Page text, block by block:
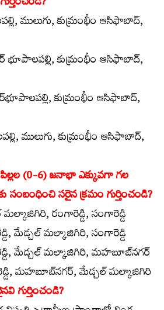
ములుగు, కుమ్రంభీం ఆసిఫాబాద్‌,
భూపాలపల్లి, కుమ్రంభీం ఆసిఫాబాద్‌,
కుమ్రంభీం ఆసిఫాబాద్‌,
ములుగు, కుమ్రంభీం ఆసిఫాబాద్‌,
(0-6) జనాభా ఎక్కువగా గల
సంబంధించి సరైన క్రమం గుర్తించండి?
రంగారెడ్డి, సంగారెడ్డి
మేడ్చల్‌ మల్కాజిగిరి, సంగారెడ్డి
మేడ్చల్‌ మల్కాజిగిరి, మహబూబ్‌నగర్‌
మహబూబ్‌నగర్‌, మేడ్చల్‌ మల్కాజిగిరి
గుర్తించండి?